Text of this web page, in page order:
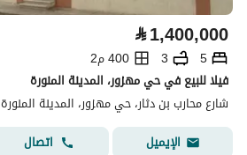
⃁1,400,000
5
3
400 م2
فيلا للبيع في حي مهزور، المدينة المنورة
شارع محارب بن دثار، حي مهزور، المدينة المنورة
الإيميل
اتصال